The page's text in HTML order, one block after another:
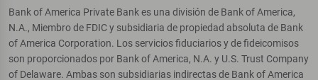
Bank of America Private Bank es una división de Bank of America,
N.A., Miembro de FDIC y subsidiaria de propiedad absoluta de Bank
of America Corporation. Los servicios fiduciarios y de fideicomisos
son proporcionados por Bank of America, N.A. y U.S. Trust Company
of Delaware. Ambas son subsidiarias indirectas de Bank of America